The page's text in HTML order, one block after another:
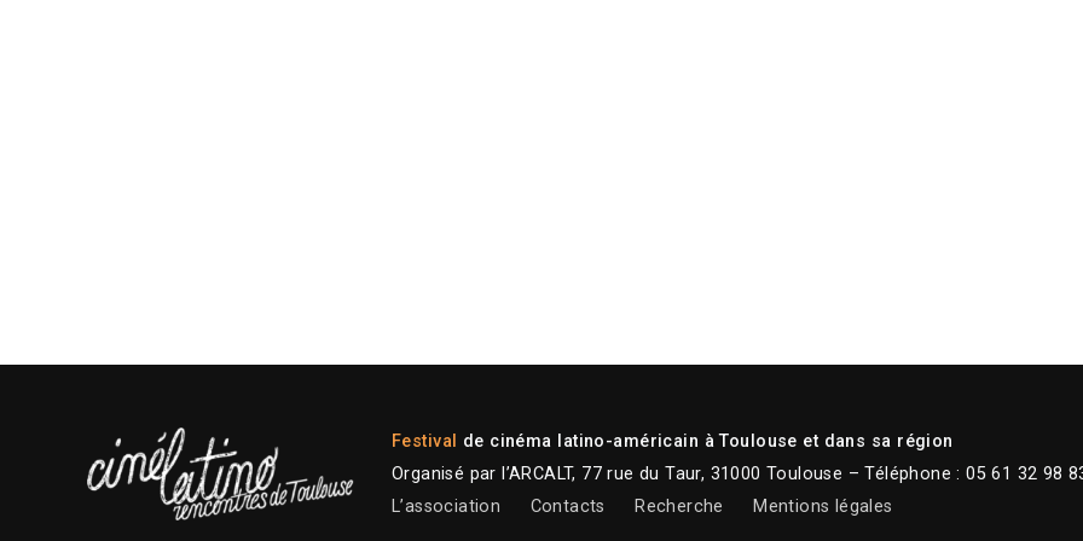
Festival de cinéma latino-américain à Toulouse et dans sa région
Organisé par l’ARCALT, 77 rue du Taur, 31000 Toulouse – Téléphone : 05 61 32 98
L’association
Contacts Recherche Mentions légales